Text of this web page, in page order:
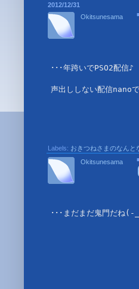
2012/12/31
･･･年跨いでPSO2配信♪
声出ししない配信nano
Okitsunesama
Labels: おきつねさまのなんと
･･･まだまだ鬼門だね
Okitsunesama